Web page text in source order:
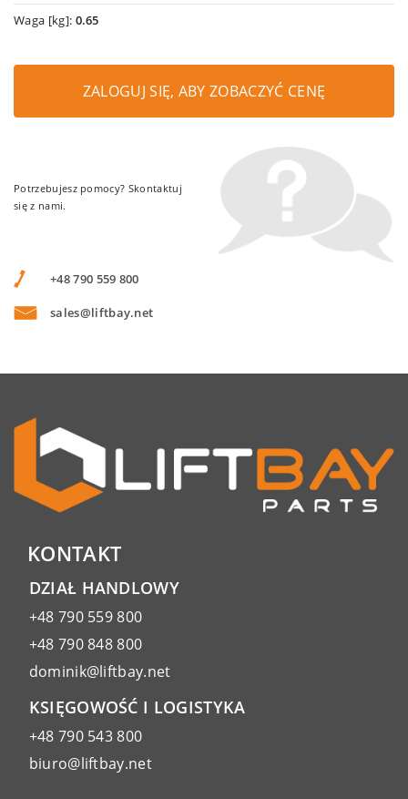
Waga [kg]: 0.65
ZALOGUJ SIĘ, ABY ZOBACZYĆ CENĘ
Potrzebujesz pomocy? Skontaktuj
się z nami.
+48 790 559 800
sales@liftbay.net
KONTAKT
DZIAŁ HANDLOWY
+48 790 559 800
+48 790 848 800
dominik@liftbay.net
KSIĘGOWOŚĆ I LOGISTYKA
+48 790 543 800
biuro@liftbay.net